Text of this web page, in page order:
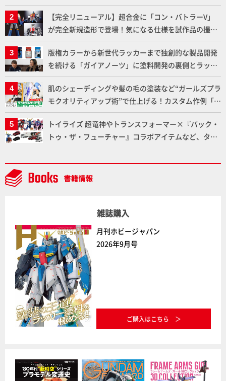
りに!!【試し読み】
【完全リニューアル】超合金に「コン・バトラーV」
が完全新規造形で登場！気になる仕様を試作品の撮り
下ろしでご紹介!!さらに「大鉄人17」＆「ワンエイ
ト」セット情報もお届け！【超合金の魂】
版権カラーから新世代ラッカーまで独創的な製品開発
を続ける「ガイアノーツ」に塗料開発の裏側とラッカ
ー塗料の未来についてインタビュー！
肌のシェーディングや髪の毛の塗装など“ガールズプラ
モクオリティアップ術”で仕上げる！カスタム作例「白
騎士ソフィエラ」が完成！【「アルカナディアプラモ
デルコンテスト」～8月17日（月）11:59まで応募受付
中】
トイライズ 超竜神やトランスフォーマー×『バック・
トゥ・ザ・フューチャー』コラボアイテムなど、タカ
NEWITEM】
雑誌購入
月刊ホビージャパン
2026年9月号
ご購入はこちら